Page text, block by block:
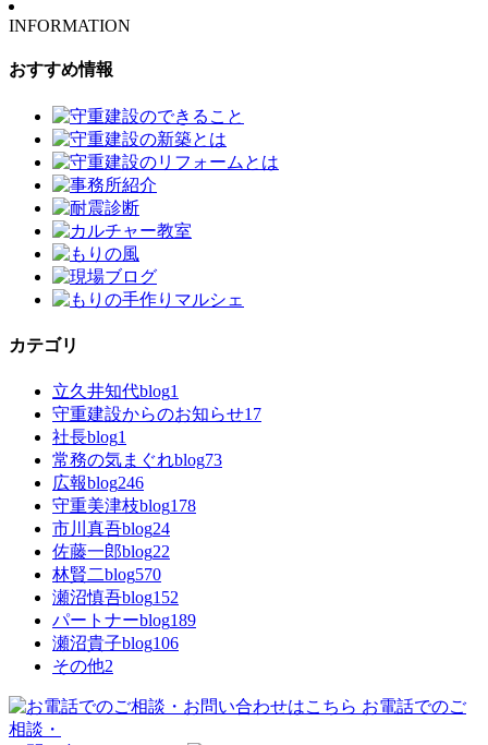
INFORMATION
おすすめ情報
カテゴリ
立久井知代blog1
守重建設からのお知らせ17
社長blog1
常務の気まぐれblog73
広報blog246
守重美津枝blog178
市川真吾blog24
佐藤一郎blog22
林賢二blog570
瀬沼慎吾blog152
パートナーblog189
瀬沼貴子blog106
その他2
お電話でのご
相談・